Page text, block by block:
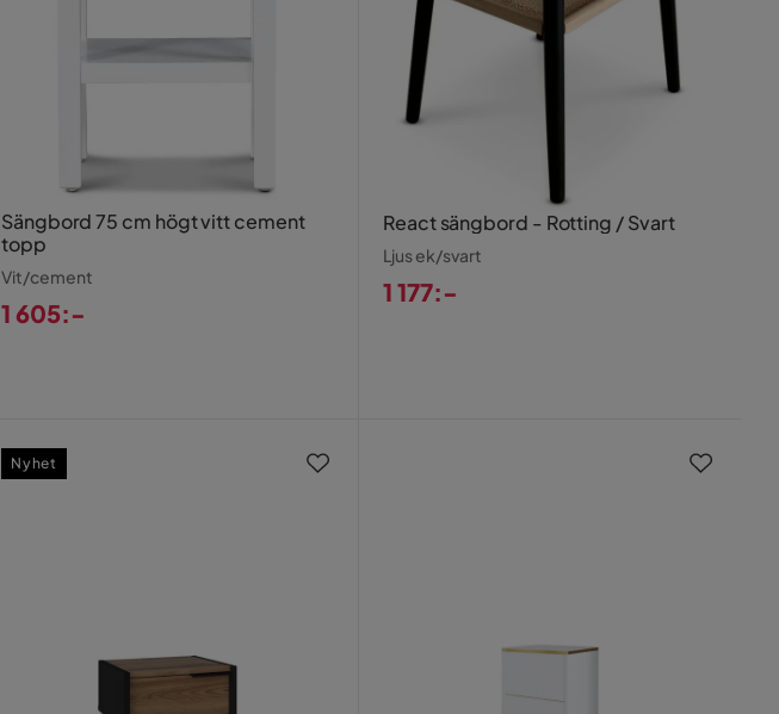
Sängbord 75 cm högt vitt cement
topp
Vit/cement
1 605:-
React sängbord - Rotting / Svart
Ljus ek/svart
1 177:-
Nyhet